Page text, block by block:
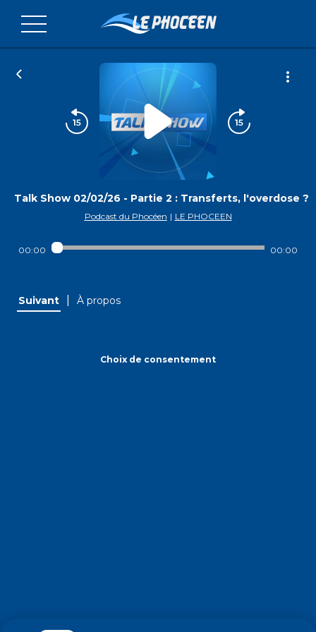
Talk Show 02/02/26 - Partie 2 : Transferts, l'overdose ?
Podcast du Phocéen | LE PHOCEEN
00:00 00:00
Suivant À propos
Choix de consentement